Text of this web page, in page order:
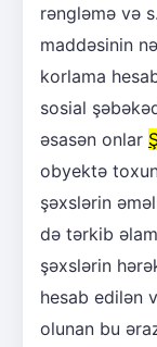
rəngləmə və
maddəsinin
korlama
sosial
əsasən onlar
obyektə
şəxslərin
də tərkib
şəxslərin
hesab edilən
olunan bu